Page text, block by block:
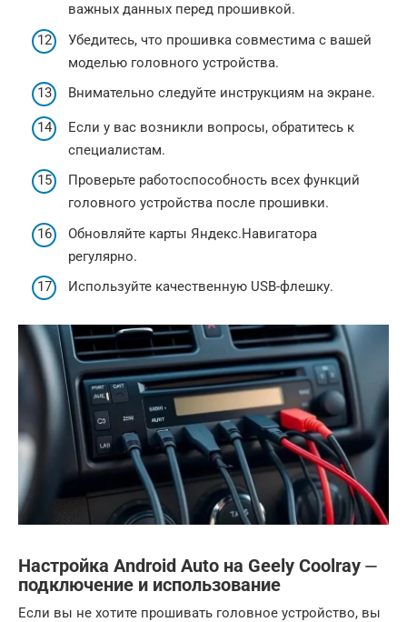
важных данных перед прошивкой.
Убедитесь, что прошивка совместима с вашей
моделью головного устройства.
Внимательно следуйте инструкциям на экране.
Если у вас возникли вопросы, обратитесь к
специалистам.
Проверьте работоспособность всех функций
головного устройства после прошивки.
Обновляйте карты Яндекс.Навигатора
регулярно.
Используйте качественную USB-флешку.
Настройка Android Auto на Geely Coolray ⏤
подключение и использование
Если вы не хотите прошивать головное устройство, вы